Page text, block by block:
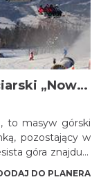
w roku 1979.
maksymalnej
wody.
Czupel w Wiśle. Ośrodek Narciarski „Nowa Osada”.
to masyw górski
pozostający w
góra znajduje
w dłuższym
DO PLANERA